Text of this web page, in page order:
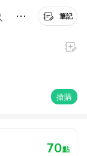
筆記
搶購
70點